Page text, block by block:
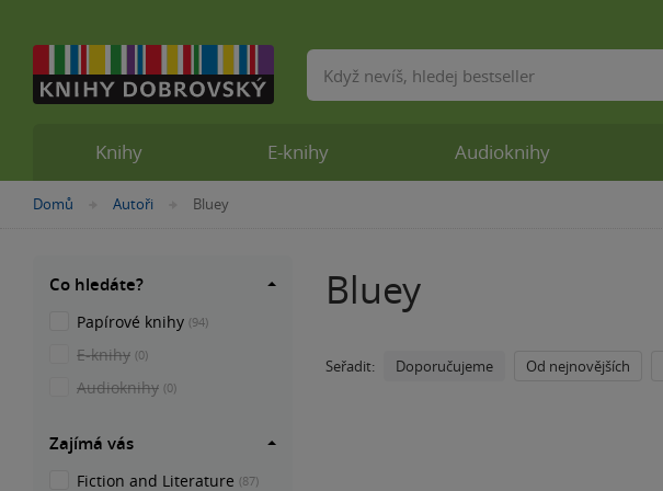
Nacházíte
Domů »Autoři »
Bluey
Bluey
Seřadit: Doporučujeme Od nejnovějších
Co hledáte?
Papírové knihy (94)
E-knihy (0)
Audioknihy (0)
Zajímá vás
Fiction and Literature (87)
Knihy E-knihy Audioknihy
Vyhledávání